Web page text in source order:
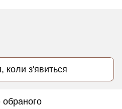
коли з'явиться
обраного